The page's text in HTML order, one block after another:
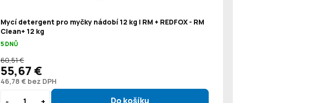
Mycí detergent pro myčky nádobí 12 kg | RM + REDFOX - RM
Clean+ 12 kg
5 DNŮ
46,78 € bez DPH
60,51 €
55,67 €